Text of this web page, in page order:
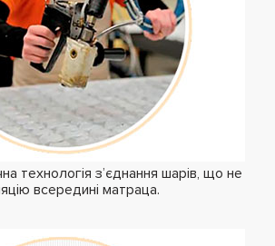
технологія з’єднання шарів, що не
всередині матраца.